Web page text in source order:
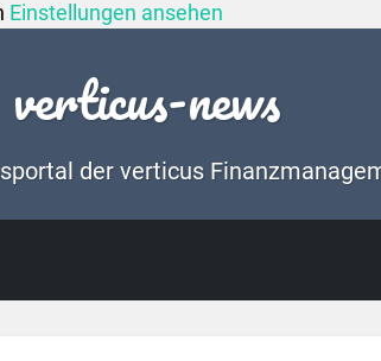
Einstellungen ansehen
verticus-news
der verticus